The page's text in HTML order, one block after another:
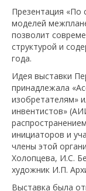
Презентация «По
моделей
позволит
структурой и
года.
Идея выставки
принадлежала
изобретателям»
инвентистов»
инициаторов и
члены этой
Холопцева, И.С.
художник И.П.
Выставка была